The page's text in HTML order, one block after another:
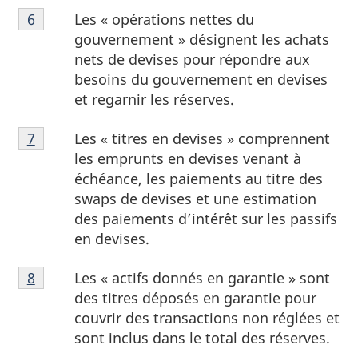
Note
de
Les « opérations nettes du
gouvernement » désignent les achats
nets de devises pour répondre aux
besoins du gouvernement en devises
et regarnir les réserves.
Retour à la note de bas de page
6 referrer
Note
de
Les « titres en devises » comprennent
les emprunts en devises venant à
échéance, les paiements au titre des
swaps de devises et une estimation
des paiements d’intérêt sur les passifs
en devises.
Retour à la note de bas de page
7 referrer
Note
de
Les « actifs donnés en garantie » sont
des titres déposés en garantie pour
couvrir des transactions non réglées et
sont inclus dans le total des réserves.
Retour à la note de bas de page
8 referrer